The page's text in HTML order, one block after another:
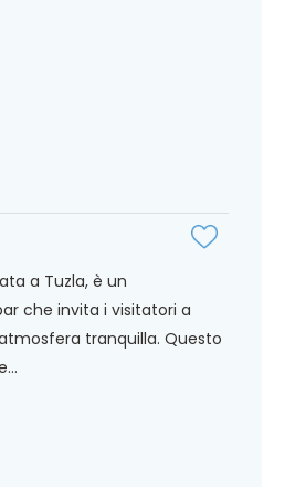
a Tuzla, è un
che invita i visitatori a
tranquilla. Questo